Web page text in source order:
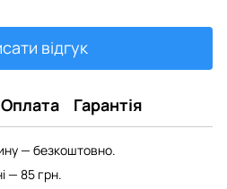
відгук
Оплата Гарантія
— безкоштовно.
— 85 грн.